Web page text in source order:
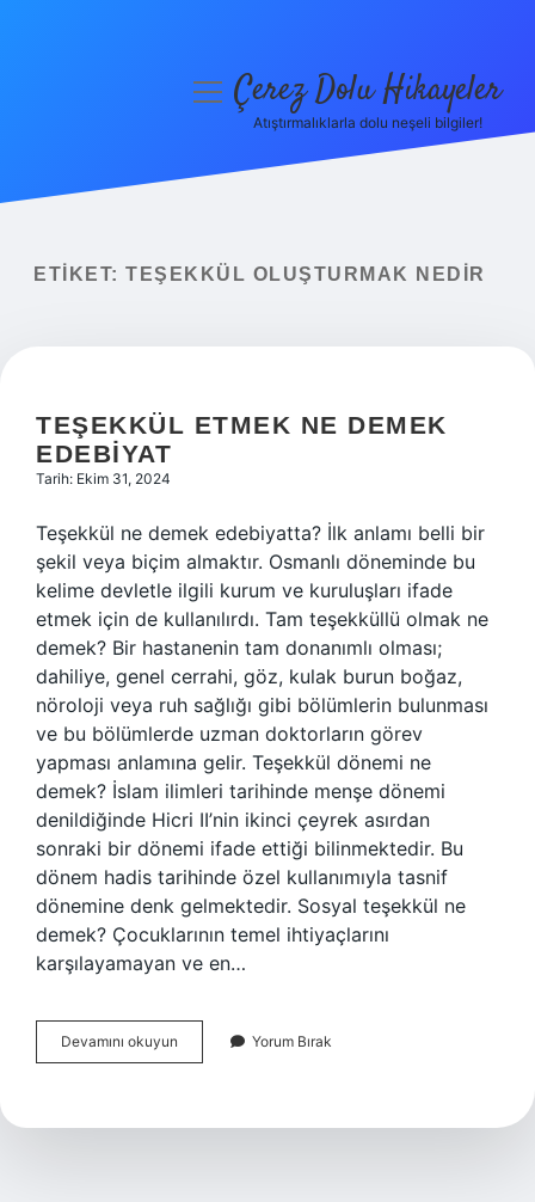
Yasal Uyarı
menüyüÇerez Dolu Hikayeler
Atıştırmalıklarla dolu neşeli bilgiler!
ETIKET: TEŞEKKÜL OLUŞTURMAK NEDIR
TEŞEKKÜL ETMEK NE DEMEK
EDEBIYAT
Tarih: Ekim 31, 2024
Teşekkül ne demek edebiyatta? İlk anlamı belli bir
şekil veya biçim almaktır. Osmanlı döneminde bu
kelime devletle ilgili kurum ve kuruluşları ifade
etmek için de kullanılırdı. Tam teşekküllü olmak ne
demek? Bir hastanenin tam donanımlı olması;
dahiliye, genel cerrahi, göz, kulak burun boğaz,
nöroloji veya ruh sağlığı gibi bölümlerin bulunması
ve bu bölümlerde uzman doktorların görev
yapması anlamına gelir. Teşekkül dönemi ne
demek? İslam ilimleri tarihinde menşe dönemi
denildiğinde Hicri II’nin ikinci çeyrek asırdan
sonraki bir dönemi ifade ettiği bilinmektedir. Bu
dönem hadis tarihinde özel kullanımıyla tasnif
dönemine denk gelmektedir. Sosyal teşekkül ne
demek? Çocuklarının temel ihtiyaçlarını
karşılayamayan ve en…
Devamını okuyun Teşekkül
Etmek
Edebiyat
Yorum Bırak